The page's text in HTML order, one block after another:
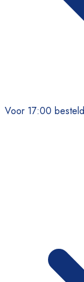
Voor 17:00